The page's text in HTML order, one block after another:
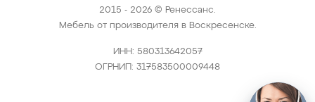
2015 - 2026 © Ренессанс.
Мебель от производителя в Воскресенске.
ИНН: 580313642057
ОГРНИП: 317583500009448